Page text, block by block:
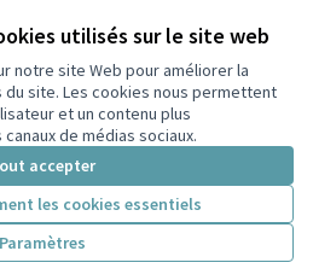
utilisés sur le site web
notre site Web pour améliorer la
site. Les cookies nous permettent
et un contenu plus
de médias sociaux.
accepter
les cookies essentiels
Paramètres
Facebook
sur Instagram
sur YouTube
Decidim .
Licence
(Lien